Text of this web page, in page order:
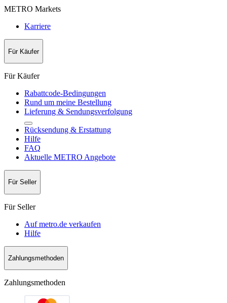
METRO Markets
Karriere
Für Käufer
Für Käufer
Rabattcode-Bedingungen
Rund um meine Bestellung
Lieferung & Sendungsverfolgung
Rücksendung & Erstattung
Hilfe
FAQ
Aktuelle METRO Angebote
Für Seller
Für Seller
Auf metro.de verkaufen
Hilfe
Zahlungsmethoden
Zahlungsmethoden